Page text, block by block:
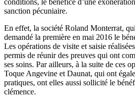
conditions, le bénéfice d’une
sanction pécuniaire.
En effet, la société Roland Monterrat,
demandé la première en mai 2016 le
Les opérations de visite et saisie
permis de réunir des preuves qui ont
ses soins. Par ailleurs, à la suite de ces
Toque Angevine et Daunat, qui ont
pratiques, ont elles aussi sollicité le
clémence.